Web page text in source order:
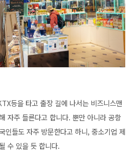
등을 타고 출장 길에 나서는 비즈니스맨
자주 들른다고 합니다. 뿐만 아니라 공항
인들도 자주 방문한다고 하니, 중소기업 제
수 있을 듯 합니다.